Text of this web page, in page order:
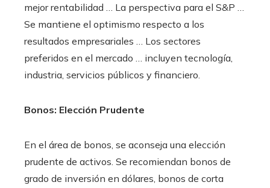
mejor rentabilidad … La perspectiva para el S&P …
Se mantiene el optimismo respecto a los
resultados empresariales … Los sectores
preferidos en el mercado … incluyen tecnología,
industria, servicios públicos y financiero.
Bonos: Elección Prudente
En el área de bonos, se aconseja una elección
prudente de activos. Se recomiendan bonos de
grado de inversión en dólares, bonos de corta